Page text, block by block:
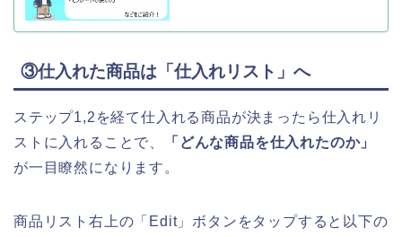
③仕入れた商品は「仕入れリスト」へ
ステップ1,2を経て仕入れる商品が決まったら仕入れリ
ストに入れることで、
「どんな商品を仕入れたのか」
が一目瞭然になります。
商品リスト右上の「Edit」ボタンをタップすると以下の